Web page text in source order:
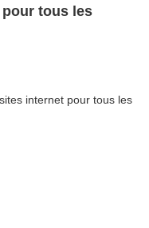
tous les